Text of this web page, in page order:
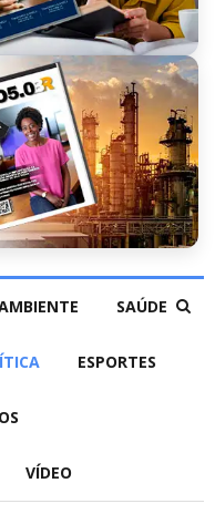
SAÚDE
ESPORTES
VÍDEO